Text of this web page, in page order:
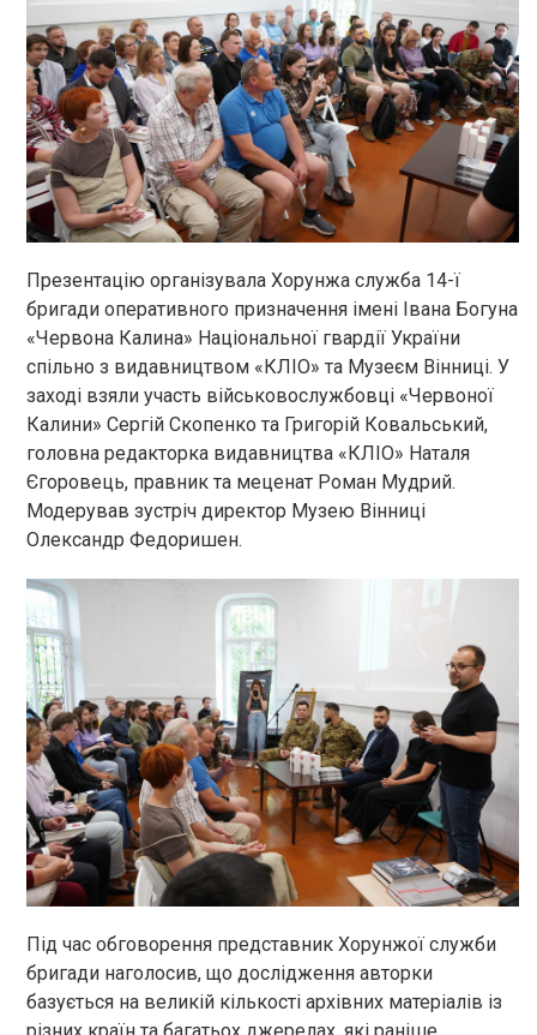
Презентацію організувала Хорунжа служба 14-ї
бригади оперативного призначення імені Івана Богуна
«Червона Калина» Національної гвардії України
спільно з видавництвом «КЛІО» та Музеєм Вінниці. У
заході взяли участь військовослужбовці «Червоної
Калини» Сергій Скопенко та Григорій Ковальський,
головна редакторка видавництва «КЛІО» Наталя
Єгоровець, правник та меценат Роман Мудрий.
Модерував зустріч директор Музею Вінниці
Олександр Федоришен.
Під час обговорення представник Хорунжої служби
бригади наголосив, що дослідження авторки
базується на великій кількості архівних матеріалів із